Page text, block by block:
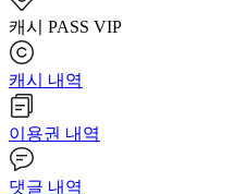
캐시 PASS VIP
캐시 내역
이용권 내역
댓글 내역